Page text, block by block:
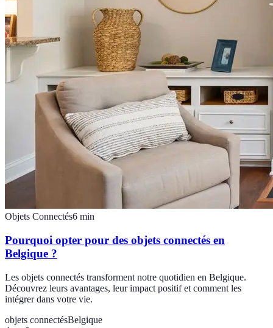
Objets Connectés6 min
Pourquoi opter pour des objets connectés en
Belgique ?
Les objets connectés transforment notre quotidien en Belgique.
Découvrez leurs avantages, leur impact positif et comment les
intégrer dans votre vie.
objets connectésBelgique